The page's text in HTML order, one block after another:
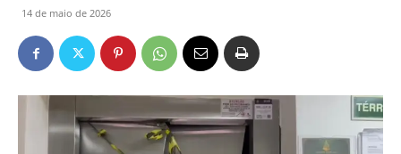
14 de maio de 2026